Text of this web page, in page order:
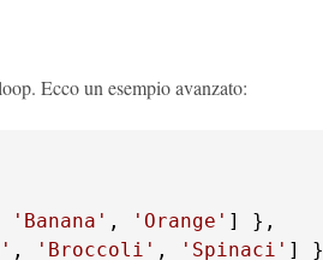
Ecco un esempio avanzato:
'Banana' , 'Orange' ] },
, 'Broccoli' , 'Spinaci' ] }